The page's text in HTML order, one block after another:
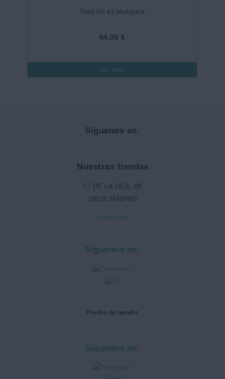
Tinta HP 62 Multipack
64,00 €
Ver más
Síguenos en:
Nuestras tiendas
C/ DE LA OCA, 88
28025 MADRID
Localízanos
Síguenos en:
Prueba de tamaño
Síguenos en: